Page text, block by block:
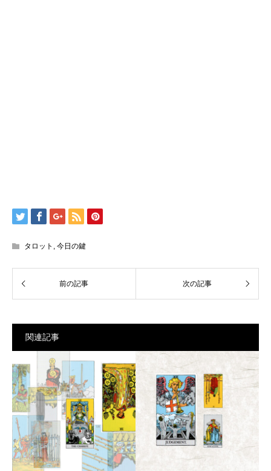
タロット 今日の鍵
関連記事